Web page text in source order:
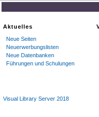
Aktuelles
Neue Seiten
Neuerwerbungslisten
Neue Datenbanken
Führungen und Schulungen
Visual Library Server 2018